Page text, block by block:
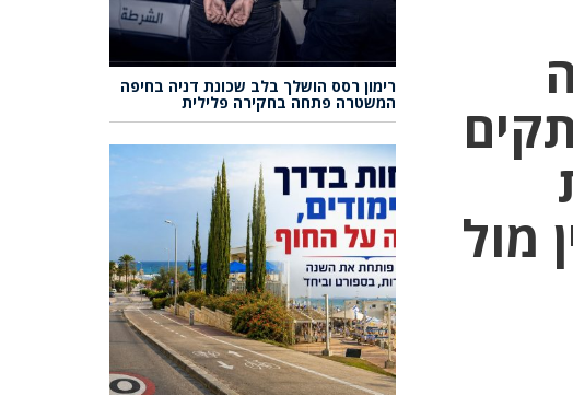
מול
רימון רסס הושלך בלב שכונת דניה בחיפה
המשטרה פתחה בחקירה פלילית